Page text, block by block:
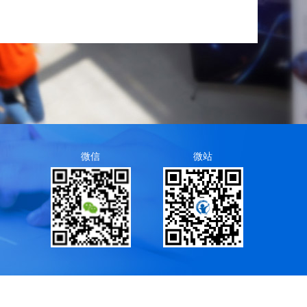
微信 微站